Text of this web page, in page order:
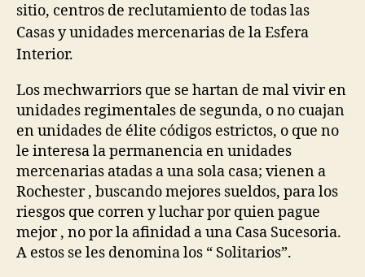
sitio, centros de reclutamiento de todas las
Casas y unidades mercenarias de la Esfera
Interior.
Los mechwarriors que se hartan de mal vivir en
unidades regimentales de segunda, o no cuajan
en unidades de élite códigos estrictos, o que no
le interesa la permanencia en unidades
mercenarias atadas a una sola casa; vienen a
Rochester , buscando mejores sueldos, para los
riesgos que corren y luchar por quien pague
mejor , no por la afinidad a una Casa Sucesoria.
A estos se les denomina los “ Solitarios”.